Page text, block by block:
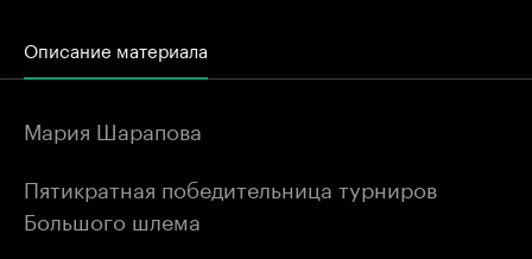
Описание материала
Мария Шарапова
Пятикратная победительница турниров
Большого шлема